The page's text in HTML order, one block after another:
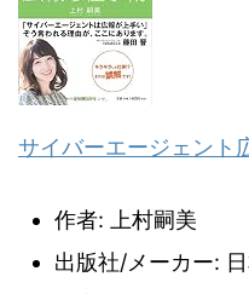
サイバーエージェント
作者: 上村嗣美
出版社/メーカー: